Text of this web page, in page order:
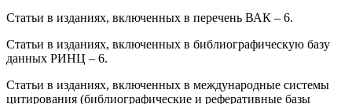
Статьи в изданиях, включенных в перечень ВАК – 6.
Статьи в изданиях, включенных в библиографическую базу
данных РИНЦ – 6.
Статьи в изданиях, включенных в международные системы
цитирования (библиографические и реферативные базы